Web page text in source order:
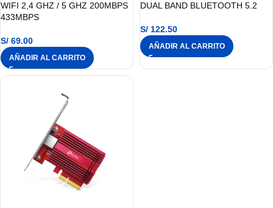
WIFI 2,4 GHZ / 5 GHZ 200MBPS
433MBPS
S/ 69.00
AÑADIR AL CARRITO
DUAL BAND BLUETOOTH 5.2
S/ 122.50
AÑADIR AL CARRITO